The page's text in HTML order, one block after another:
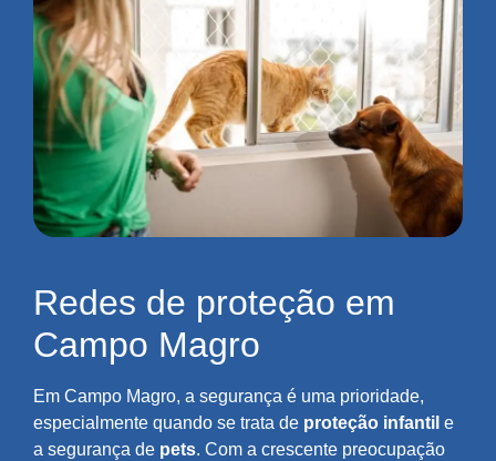
Redes de proteção em
Campo Magro
Em Campo Magro, a segurança é uma prioridade,
especialmente quando se trata de proteção infantil e
a segurança de pets. Com a crescente preocupação